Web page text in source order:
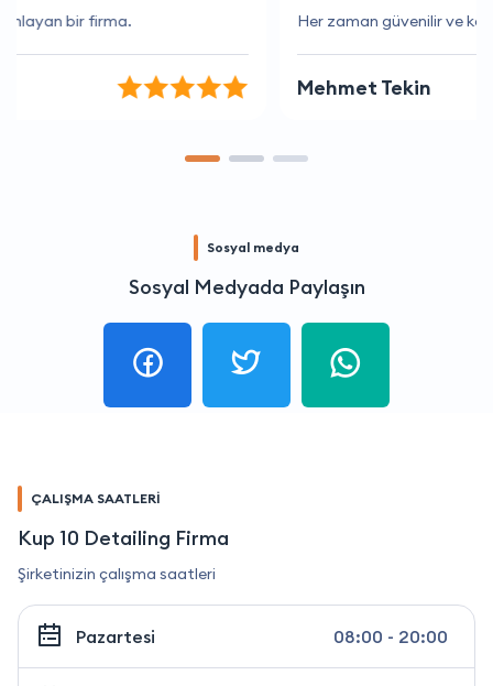
Her zaman güvenilir ve kaliteli hizmet veriyorlar.
Mehmet Tekin
Sosyal medya
Sosyal Medyada Paylaşın
ÇALIŞMA SAATLERİ
Kup 10 Detailing Firma
Şirketinizin çalışma saatleri
Pazartesi 08:00 - 20:00